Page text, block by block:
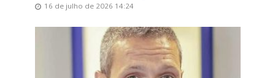
16 de julho de 2026 14:24